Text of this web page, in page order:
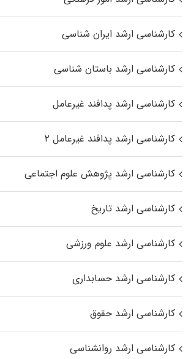
کارشناسی ارشد ایران شناسی
کارشناسی ارشد باستان شناسی
کارشناسی ارشد پدافند غیرعامل
کارشناسی ارشد پدافند غیرعامل ۲
کارشناسی ارشد پژوهش علوم اجتماعی
کارشناسی ارشد تاریخ
کارشناسی ارشد علوم ورزشی
کارشناسی ارشد حسابداری
کارشناسی ارشد حقوق
کارشناسی ارشد روانشناسی